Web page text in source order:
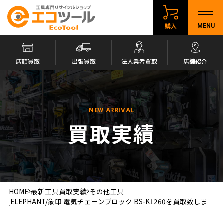
購入 MENU
店頭買取 出張買取 法人業者買取 店舗紹介
NEW ARRIVAL
買取実績
HOME 最新工具買取実績 その他工具
ELEPHANT/象印 電気チェーンブロック BS-K1260を買取致しま